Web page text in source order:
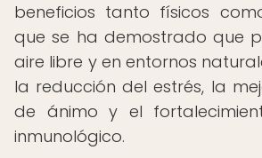
beneficios tanto físicos
que se ha demostrado que
aire libre y en entornos
la reducción del estrés, la
de ánimo y el
inmunológico.